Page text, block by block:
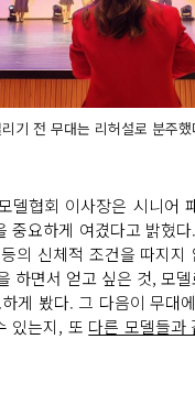
기 전 무대는 리허설로 분주
델협회 이사장은 시니어
중요하게 여겼다고 밝혔
의 신체적 조건을 따지지
하면서 얻고 싶은 것, 모
게 봤다. 그 다음이 무대
있는지, 또 다른 모델들과